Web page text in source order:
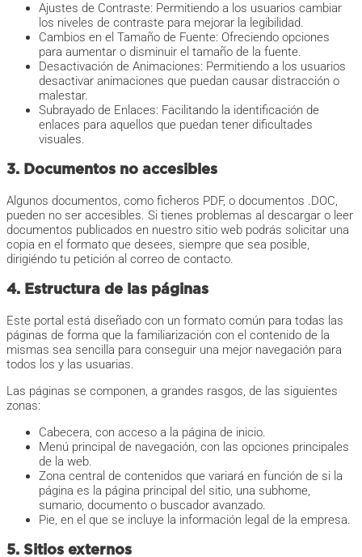
Ajustes de Contraste: Permitiendo a los usuarios cambiar
los niveles de contraste para mejorar la legibilidad.
Cambios en el Tamaño de Fuente: Ofreciendo opciones
para aumentar o disminuir el tamaño de la fuente.
Desactivación de Animaciones: Permitiendo a los usuarios
desactivar animaciones que puedan causar distracción o
malestar.
Subrayado de Enlaces: Facilitando la identificación de
enlaces para aquellos que puedan tener dificultades
visuales.
3. Documentos no accesibles
Algunos documentos, como ficheros PDF, o documentos .DOC,
pueden no ser accesibles. Si tienes problemas al descargar o leer
documentos publicados en nuestro sitio web podrás solicitar una
copia en el formato que desees, siempre que sea posible,
dirigiéndo tu petición al correo de contacto.
4. Estructura de las páginas
Este portal está diseñado con un formato común para todas las
páginas de forma que la familiarización con el contenido de la
mismas sea sencilla para conseguir una mejor navegación para
todos los y las usuarias.
Las páginas se componen, a grandes rasgos, de las siguientes
zonas:
Cabecera, con acceso a la página de inicio.
Menú principal de navegación, con las opciones principales
de la web.
Zona central de contenidos que variará en función de si la
página es la página principal del sitio, una subhome,
sumario, documento o buscador avanzado.
Pie, en el que se incluye la información legal de la empresa.
5. Sitios externos